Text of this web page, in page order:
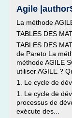
Agile
La méthode
TABLES DES
TABLES DES
de Pareto La
méthode AGILE
utiliser AGILE ?
1. Le cycle de
1. Le cycle de
processus de
exécute des...